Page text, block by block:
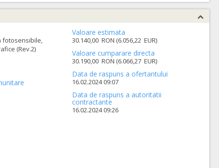
fotosensibile,
(Rev.2)
Valoare estimata
30.140,00 RON (6.056,22 EUR)
Valoare cumparare directa
30.190,00 RON (6.066,27 EUR)
Data de raspuns a ofertantului
16.02.2024 09:07
Data de raspuns a autoritatii
contractante
16.02.2024 09:26